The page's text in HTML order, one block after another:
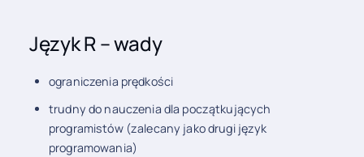
Język R – wady
ograniczenia prędkości
trudny do nauczenia dla początkujących
programistów (zalecany jako drugi język
programowania)